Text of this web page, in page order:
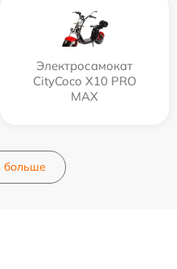
Электросамокат
CityCoco X10 PRO
MAX
больше